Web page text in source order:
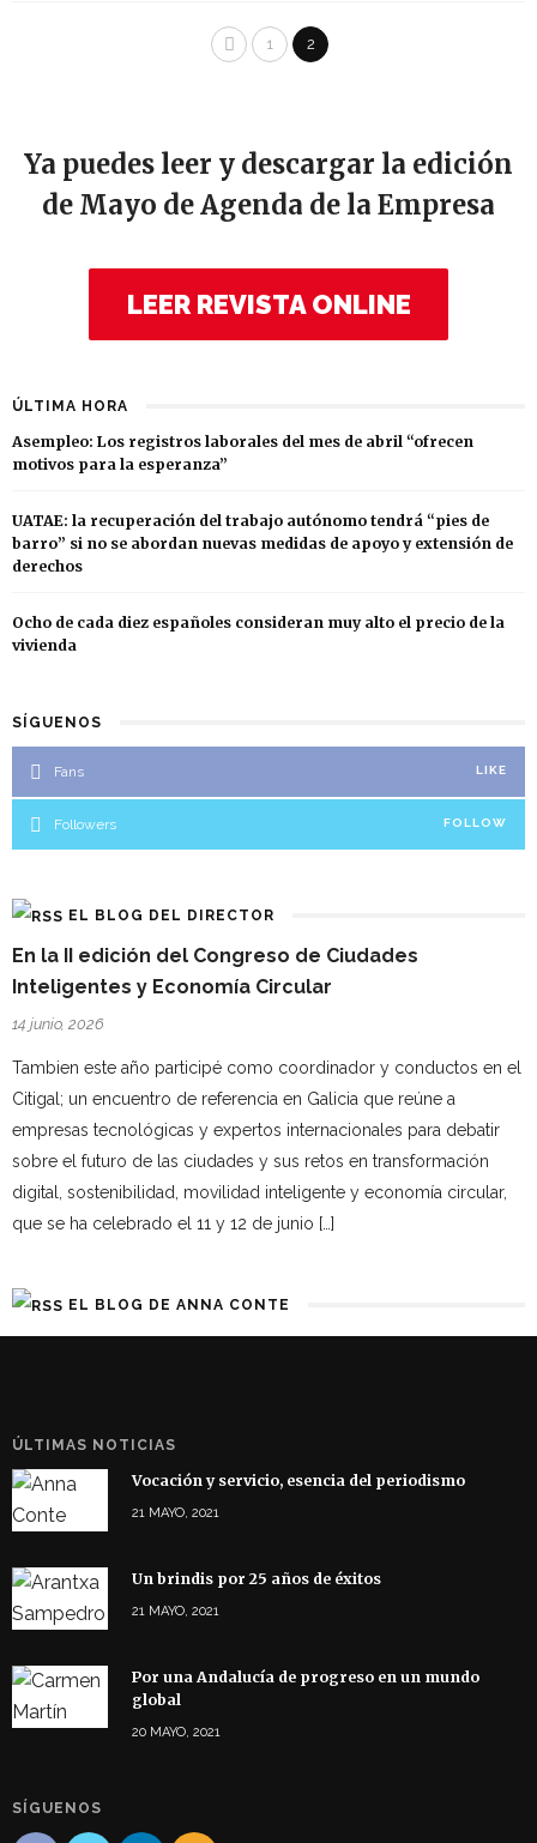
1 2
Ya puedes leer y descargar la edición
de Mayo de Agenda de la Empresa
LEER REVISTA ONLINE
ÚLTIMA HORA
Asempleo: Los registros laborales del mes de abril “ofrecen
motivos para la esperanza”
UATAE: la recuperación del trabajo autónomo tendrá “pies de
barro” si no se abordan nuevas medidas de apoyo y extensión de
derechos
Ocho de cada diez españoles consideran muy alto el precio de la
vivienda
SÍGUENOS
Fans LIKE
Followers FOLLOW
EL BLOG DEL DIRECTOR
En la II edición del Congreso de Ciudades
Inteligentes y Economía Circular
14 junio, 2026
Tambien este año participé como coordinador y conductos en el
Citigal; un encuentro de referencia en Galicia que reúne a
empresas tecnológicas y expertos internacionales para debatir
sobre el futuro de las ciudades y sus retos en transformación
digital, sostenibilidad, movilidad inteligente y economía circular,
que se ha celebrado el 11 y 12 de junio […]
EL BLOG DE ANNA CONTE
ÚLTIMAS NOTICIAS
Vocación y servicio, esencia del periodismo
21 MAYO, 2021
Un brindis por 25 años de éxitos
21 MAYO, 2021
Por una Andalucía de progreso en un mundo
global
20 MAYO, 2021
SÍGUENOS